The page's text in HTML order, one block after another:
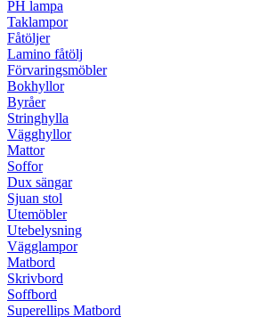
PH lampa
Taklampor
Fåtöljer
Lamino fåtölj
Förvaringsmöbler
Bokhyllor
Byråer
Stringhylla
Vägghyllor
Mattor
Soffor
Dux sängar
Sjuan stol
Utemöbler
Utebelysning
Vägglampor
Matbord
Skrivbord
Soffbord
Superellips Matbord